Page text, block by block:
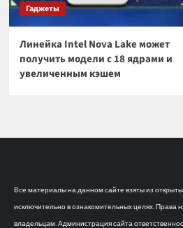
Гаджеты
Линейка Intel Nova Lake может
получить модели с 18 ядрами и
увеличенным кэшем
Все материалы на данном сайте взяты из
исключительно в ознакомительных целях. Права
владельцам. Администрация сайта